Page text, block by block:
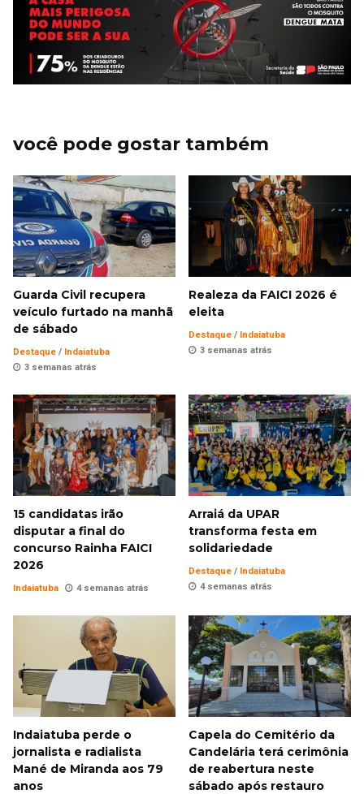
você pode gostar também
Guarda Civil recupera
veículo furtado na manhã
de sábado
Destaque / Indaiatuba
3 semanas atrás
Realeza da FAICI 2026 é
eleita
Destaque / Indaiatuba
3 semanas atrás
15 candidatas irão
disputar a final do
concurso Rainha FAICI
2026
Indaiatuba 4 semanas atrás
Arraiá da UPAR
transforma festa em
solidariedade
Destaque / Indaiatuba
4 semanas atrás
Indaiatuba perde o
jornalista e radialista
Mané de Miranda aos 79
anos
Capela do Cemitério da
Candelária terá cerimônia
de reabertura neste
sábado após restauro